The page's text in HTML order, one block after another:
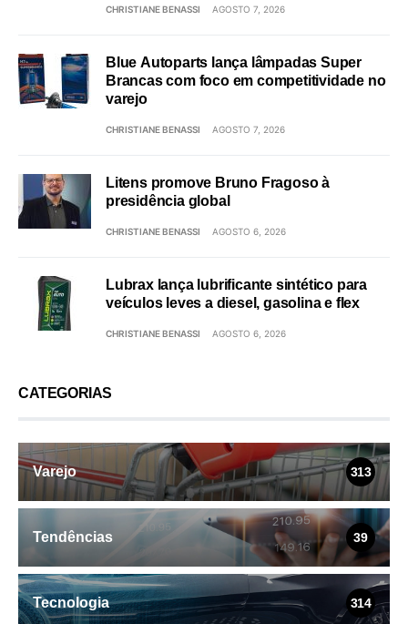
CHRISTIANE BENASSI AGOSTO 7, 2026
Blue Autoparts lança lâmpadas Super
Brancas com foco em competitividade no
varejo
CHRISTIANE BENASSI AGOSTO 7, 2026
Litens promove Bruno Fragoso à
presidência global
CHRISTIANE BENASSI AGOSTO 6, 2026
Lubrax lança lubrificante sintético para
veículos leves a diesel, gasolina e flex
CHRISTIANE BENASSI AGOSTO 6, 2026
CATEGORIAS
Varejo 313
Tendências 39
Tecnologia 314